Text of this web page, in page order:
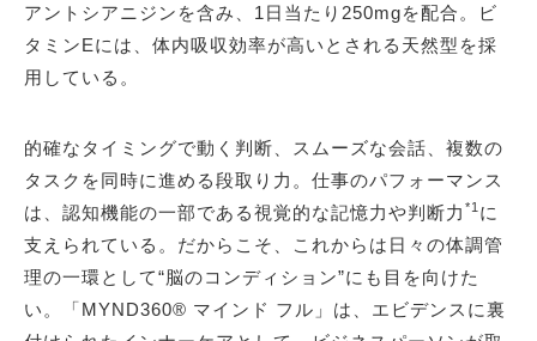
アントシアニジンを含み、1日当たり250mgを配合。ビ
タミンEには、体内吸収効率が高いとされる天然型を採
用している。
的確なタイミングで動く判断、スムーズな会話、複数の
タスクを同時に進める段取り力。仕事のパフォーマンス
は、認知機能の一部である視覚的な記憶力や判断力 *1 に
支えられている。だからこそ、これからは日々の体調管
理の一環として“脳のコンディション”にも目を向けた
い。「MYND360® マインド フル」は、エビデンスに裏